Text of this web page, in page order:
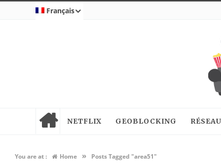
Français
NETFLIX GEOBLOCKING
You are at : Home » Posts Tagged "area51"